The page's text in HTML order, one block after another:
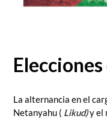
La alternancia en el
Netanyahu ( Likud)y el